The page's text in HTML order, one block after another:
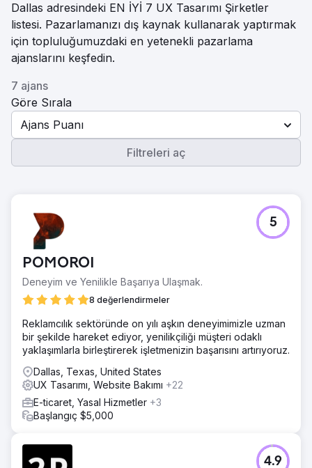
Dallas adresindeki EN İYİ 7 UX Tasarımı Şirketler
listesi. Pazarlamanızı dış kaynak kullanarak yaptırmak
için topluluğumuzdaki en yetenekli pazarlama
ajanslarını keşfedin.
7 ajans
Göre Sırala
Ajans Puanı
Filtreleri aç
POMOROI
Deneyim ve Yenilikle Başarıya Ulaşmak.
8 değerlendirmeler
5
Reklamcılık sektöründe on yılı aşkın deneyimimizle uzman
bir şekilde hareket ediyor, yenilikçiliği müşteri odaklı
yaklaşımlarla birleştirerek işletmenizin başarısını artırıyoruz.
Dallas, Texas, United States
UX Tasarımı, Website Bakımı +22
E-ticaret, Yasal Hizmetler +3
Başlangıç $5,000
4.9